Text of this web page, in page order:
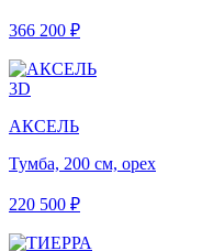
366 200 ₽
3D
АКСЕЛЬ
Тумба, 200 см, орех
220 500 ₽